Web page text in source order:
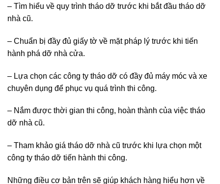
– Tìm hiểu về quy trình tháo dỡ trước khi bắt đầu tháo dỡ
nhà cũ.
– Chuẩn bị đầy đủ giấy tờ về mặt pháp lý trước khi tiến
hành phá dỡ nhà cửa.
– Lựa chọn các công ty tháo dỡ có đầy đủ máy móc và xe
chuyên dụng để phục vụ quá trình thi công.
– Nắm được thời gian thi công, hoàn thành của việc tháo
dỡ nhà cũ.
– Tham khảo giá tháo dỡ nhà cũ trước khi lựa chọn một
công ty tháo dỡ tiến hành thi công.
Những điều cơ bản trên sẽ giúp khách hàng hiểu hơn về